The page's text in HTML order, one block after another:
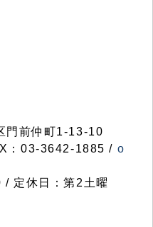
前仲町1-13-10
：03-3642-1885 / o
定休日：第2土曜